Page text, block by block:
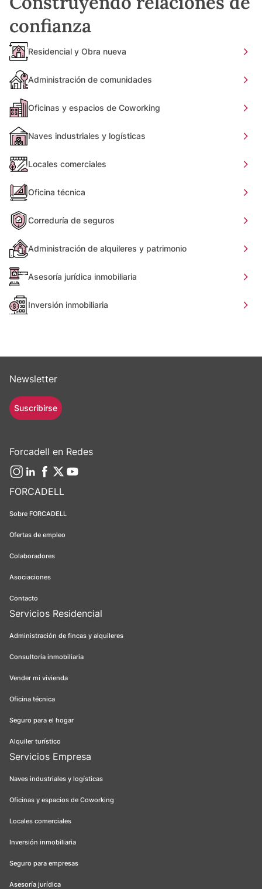
confianza
Residencial y Obra nueva
Administración de comunidades
Oficinas y espacios de Coworking
Naves industriales y logísticas
Locales comerciales
Oficina técnica
Correduría de seguros
Administración de alquileres y patrimonio
Asesoría jurídica inmobiliaria
Inversión inmobiliaria
FORCADELL
Sobre FORCADELL
Ofertas de empleo
Colaboradores
Asociaciones
Contacto
Servicios Residencial
Administración de fincas y alquileres
Consultoría inmobiliaria
Vender mi vivienda
Oficina técnica
Seguro para el hogar
Alquiler turístico
Servicios Empresa
Naves industriales y logísticas
Oficinas y espacios de Coworking
Locales comerciales
Inversión inmobiliaria
Seguro para empresas
Asesoría jurídica
Newsletter
Suscribirse
Forcadell en Redes